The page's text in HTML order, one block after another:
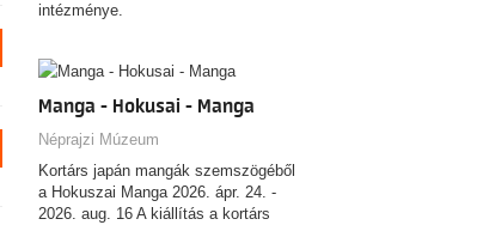
intézménye.
Manga - Hokusai - Manga
Néprajzi Múzeum
Kortárs japán mangák szemszögéből
a Hokuszai Manga 2026. ápr. 24. -
2026. aug. 16 A kiállítás a kortárs